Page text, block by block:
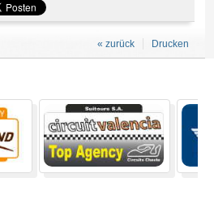
Drucken
« zurück